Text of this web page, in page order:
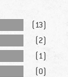
(13)
(2)
(1)
(0)